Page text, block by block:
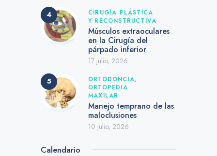
CIRUGÍA PLÁSTICA
Y RECONSTRUCTIVA
Músculos extraoculares
en la Cirugía del
párpado inferior
17 julio, 2026
ORTODONCIA,
ORTOPEDIA
MAXILAR
Manejo temprano de las
maloclusiones
10 julio, 2026
Calendario